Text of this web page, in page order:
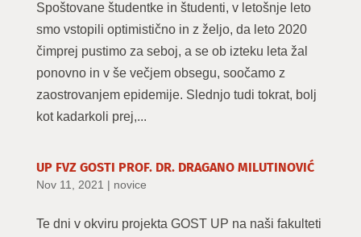
Spoštovane študentke in študenti, v letošnje leto
smo vstopili optimistično in z željo, da leto 2020
čimprej pustimo za seboj, a se ob izteku leta žal
ponovno in v še večjem obsegu, soočamo z
zaostrovanjem epidemije. Slednjo tudi tokrat, bolj
kot kadarkoli prej,...
UP FVZ GOSTI PROF. DR. DRAGANO MILUTINOVIĆ
Nov 11, 2021 | novice
Te dni v okviru projekta GOST UP na naši fakulteti